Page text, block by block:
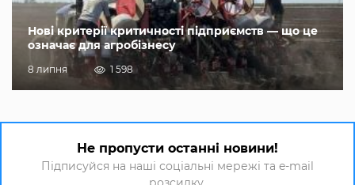
Нові критерії критичності підприємств — що це
означає для агробізнесу
8 липня 1 598
Не пропусти останні новини!
Підписуйся на наші соціальні мережі та e-mail